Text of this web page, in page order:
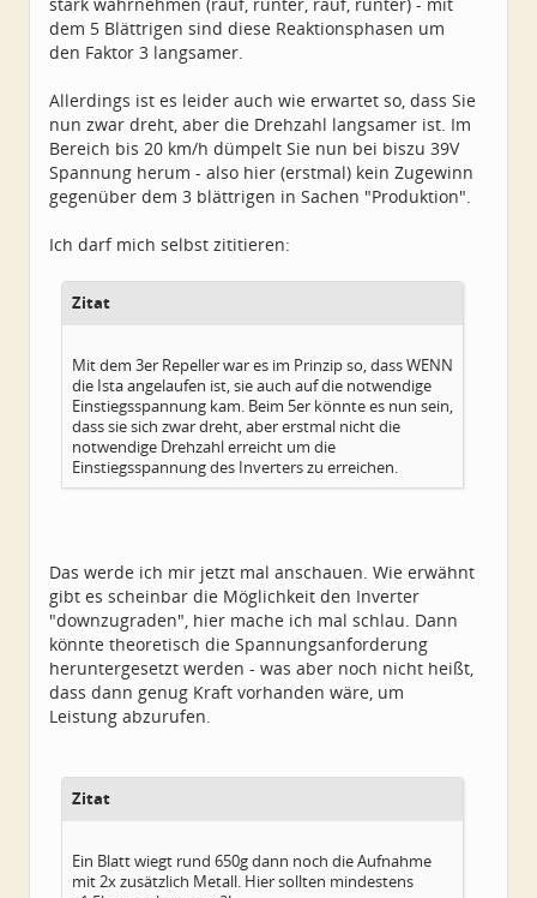
dem 5 Blättrigen sind diese Reaktionsphasen um
den Faktor 3 langsamer.
Allerdings ist es leider auch wie erwartet so, dass Sie
nun zwar dreht, aber die Drehzahl langsamer ist. Im
Bereich bis 20 km/h dümpelt Sie nun bei biszu 39V
Spannung herum - also hier (erstmal) kein Zugewinn
gegenüber dem 3 blättrigen in Sachen "Produktion".
Ich darf mich selbst zititieren:
Zitat
Mit dem 3er Repeller war es im Prinzip so, dass WENN
die Ista angelaufen ist, sie auch auf die notwendige
Einstiegsspannung kam. Beim 5er könnte es nun sein,
dass sie sich zwar dreht, aber erstmal nicht die
notwendige Drehzahl erreicht um die
Einstiegsspannung des Inverters zu erreichen.
Das werde ich mir jetzt mal anschauen. Wie erwähnt
gibt es scheinbar die Möglichkeit den Inverter
"downzugraden", hier mache ich mal schlau. Dann
könnte theoretisch die Spannungsanforderung
heruntergesetzt werden - was aber noch nicht heißt,
dass dann genug Kraft vorhanden wäre, um
Leistung abzurufen.
Zitat
Ein Blatt wiegt rund 650g dann noch die Aufnahme
mit 2x zusätzlich Metall. Hier sollten mindestens